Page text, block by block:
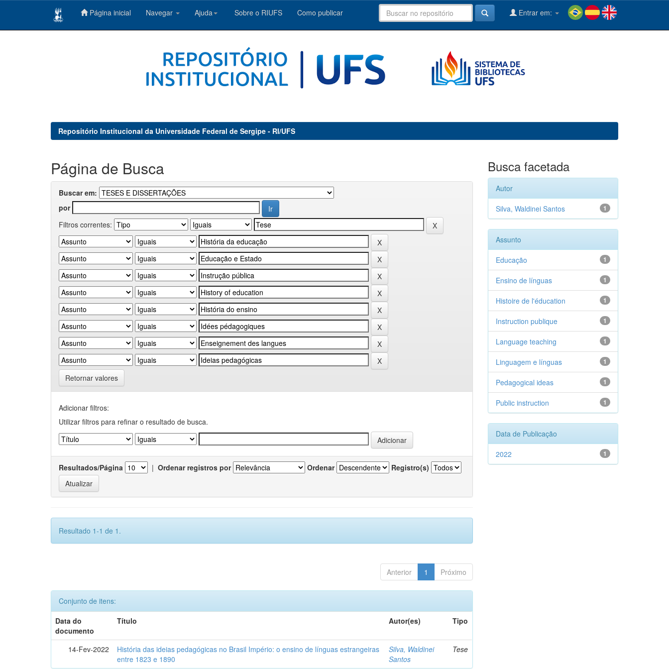
Página inicial Navegar Ajuda Sobre o RIUFS Como publicar Entrar em:
Repositório Institucional da Universidade Federal de Sergipe - RI/UFS
Página de Busca
Buscar em:
por
Filtros correntes:
Retornar valores
Adicionar filtros:
Utilizar filtros para refinar o resultado de busca.
Resultados/Página | Ordenar registros por Ordenar Registro(s)
Resultado 1-1 de 1.
Anterior 1 Próximo
Conjunto de itens:
Data do
documento
Título Autor(es) Tipo
14-Fev-2022
História das ideias pedagógicas no Brasil Império: o ensino de línguas estrangeiras
entre 1823 e 1890
Silva, Waldinei
Santos
Tese
Busca facetada
Autor
1
Silva, Waldinei Santos
Assunto
1
Educação
1
Ensino de línguas
1
Histoire de l'éducation
1
Instruction publique
1
Language teaching
1
Linguagem e línguas
1
Pedagogical ideas
1
Public instruction
Data de Publicação
1
2022